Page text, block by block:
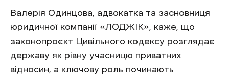
Валерія Одинцова, адвокатка та засновниця
юридичної компанії «ЛОДЖІК», каже, що
законопроєкт Цивільного кодексу розглядає
державу як рівну учасницю приватних
відносин, а ключову роль починають